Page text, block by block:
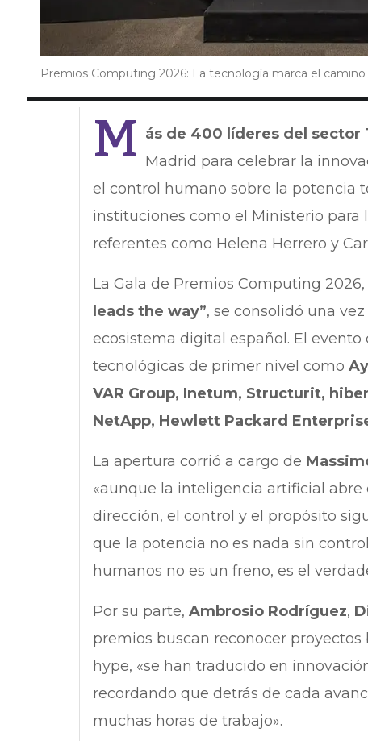
Premios Computing 2026: La tecnología marca el
M ás de 400 líderes del sector
Madrid para celebrar la
el control humano sobre la potencia
instituciones como el Ministerio para
referentes como Helena Herrero y
La Gala de Premios Computing
leads the way”, se consolidó una
ecosistema digital español. El
tecnológicas de primer nivel como
VAR Group, Inetum, Structurit,
NetApp, Hewlett Packard
La apertura corrió a cargo de
«aunque la inteligencia artificial
dirección, el control y el propósito
que la potencia no es nada sin
humanos no es un freno, es el
Por su parte, Ambrosio Rodríguez,
premios buscan reconocer proyectos
hype, «se han traducido en
recordando que detrás de cada
muchas horas de trabajo».